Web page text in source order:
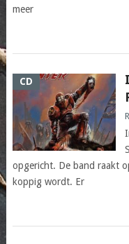
meer
CD
opgericht. De band raakt
koppig wordt. Er